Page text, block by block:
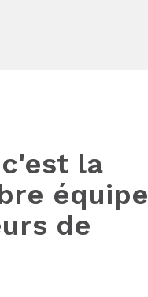
la
équipe
de